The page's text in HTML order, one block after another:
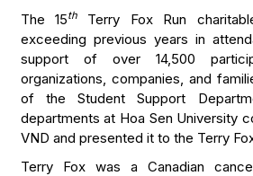
The 15thTerry Fox Run
exceeding previous years in
support of over 14,500
organizations, companies, and
of the Student Support
departments at Hoa Sen University
VND and presented it to the Terry
Terry Fox was a Canadian